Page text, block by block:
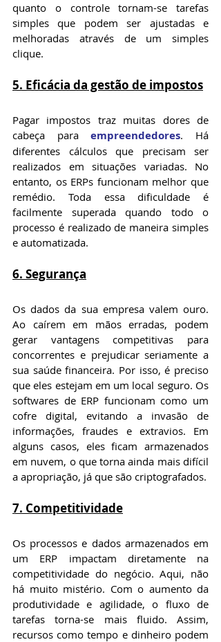
quanto o controle tornam-se tarefas
simples que podem ser ajustadas e
melhoradas através de um simples
clique.
5. Eficácia da gestão de impostos
Pagar impostos traz muitas dores de
cabeça para empreendedores. Há
diferentes cálculos que precisam ser
realizados em situações variadas. No
entanto, os ERPs funcionam melhor que
remédio. Toda essa dificuldade é
facilmente superada quando todo o
processo é realizado de maneira simples
e automatizada.
6. Segurança
Os dados da sua empresa valem ouro.
Ao caírem em mãos erradas, podem
gerar vantagens competitivas para
concorrentes e prejudicar seriamente a
sua saúde financeira. Por isso, é preciso
que eles estejam em um local seguro. Os
softwares de ERP funcionam como um
cofre digital, evitando a invasão de
informações, fraudes e extravios. Em
alguns casos, eles ficam armazenados
em nuvem, o que torna ainda mais difícil
a apropriação, já que são criptografados.
7. Competitividade
Os processos e dados armazenados em
um ERP impactam diretamente na
competitividade do negócio. Aqui, não
há muito mistério. Com o aumento da
produtividade e agilidade, o fluxo de
tarefas torna-se mais fluido. Assim,
recursos como tempo e dinheiro podem